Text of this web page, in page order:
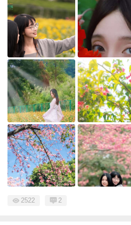
2522 2